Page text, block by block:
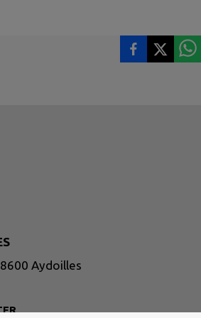
Aydoilles